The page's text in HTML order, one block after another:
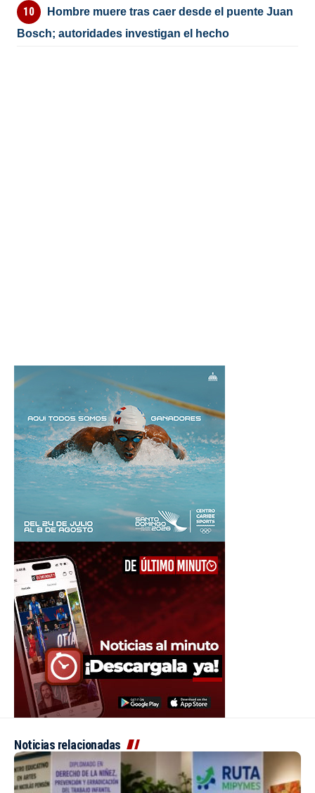
Hombre muere tras caer desde el puente Juan
Bosch; autoridades investigan el hecho
Noticias relacionadas